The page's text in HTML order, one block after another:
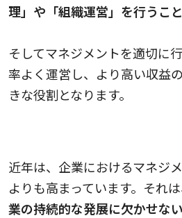
理」や「組織運営」を行うこと
そしてマネジメントを適切に
率よく運営し、より高い収益
きな役割となります。
近年は、企業におけるマネジ
よりも高まっています。それは
業の持続的な発展に欠かせな